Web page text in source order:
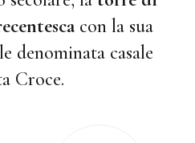
con la sua
denominata casale
Croce.